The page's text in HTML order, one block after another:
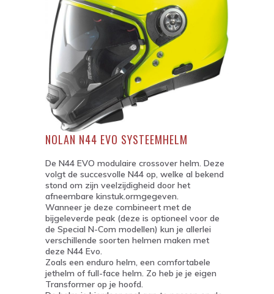
NOLAN N44 EVO SYSTEEMHELM
De N44 EVO modulaire crossover helm. Deze
volgt de succesvolle N44 op, welke al bekend
stond om zijn veelzijdigheid door het
afneembare kinstuk.ormgegeven.
Wanneer je deze combineert met de
bijgeleverde peak (deze is optioneel voor de
de Special N-Com modellen) kun je allerlei
verschillende soorten helmen maken met
deze N44 Evo.
Zoals een enduro helm, een comfortabele
jethelm of full-face helm. Zo heb je je eigen
Transformer op je hoofd.